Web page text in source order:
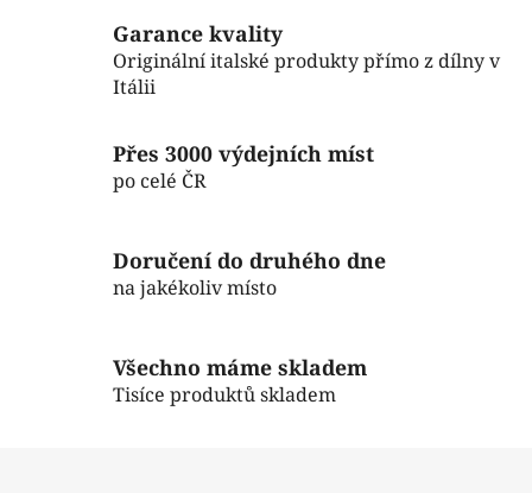
c
í
v
k
p
i
n
í
Garance kvality
Originální italské produkty přímo z dílny v
Itálii
Přes 3000 výdejních míst
po celé ČR
Doručení do druhého dne
na jakékoliv místo
Všechno máme skladem
Tisíce produktů skladem